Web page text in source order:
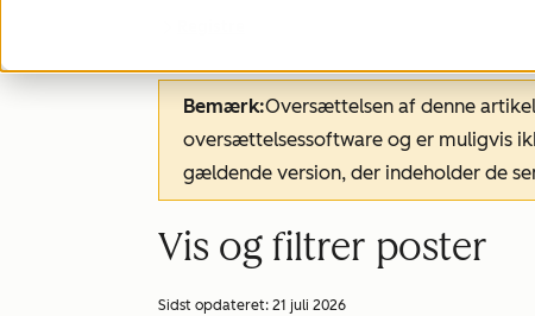
Bemærk:Oversættelsen af denne
oversættelsessoftware og er muligvis
gældende version, der indeholder de
Vis og filtrer poster
Sidst opdateret: 21 juli 2026